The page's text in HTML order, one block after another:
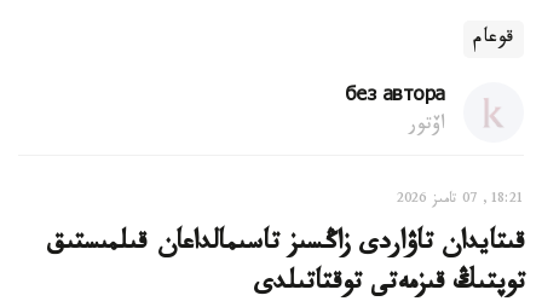
قوعام
без автора
اۆتور
18:21, 07 تامىز 2026
قىتايدان تاۋاردى زاڭسىز تاسىمالداعان قىلمىستىق
توپتىڭ قىزمەتى توقتاتىلدى